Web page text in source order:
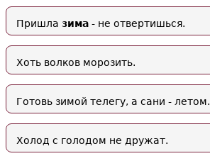
Пришла зима - не отвертишься.
Хоть волков морозить.
Готовь зимой телегу, а сани - летом.
Холод с голодом не дружат.